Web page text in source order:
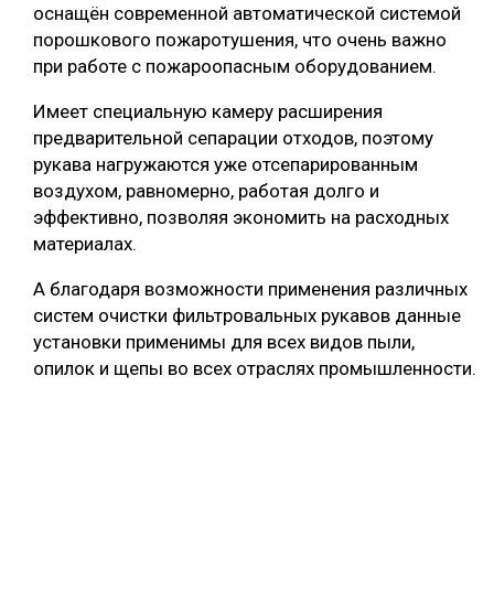
оснащён современной автоматической системой
порошкового пожаротушения, что очень важно
при работе с пожароопасным оборудованием.
Имеет специальную камеру расширения
предварительной сепарации отходов, поэтому
рукава нагружаются уже отсепарированным
воздухом, равномерно, работая долго и
эффективно, позволяя экономить на расходных
материалах.
А благодаря возможности применения различных
систем очистки фильтровальных рукавов данные
установки применимы для всех видов пыли,
опилок и щепы во всех отраслях промышленности.